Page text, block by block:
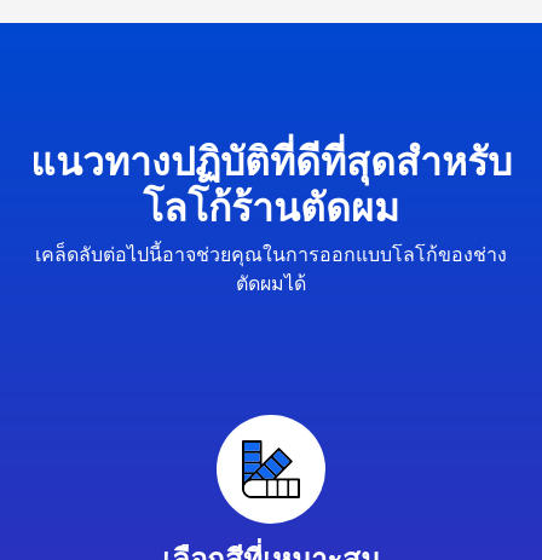
แนวทางปฏิบัติที่ดีที่สุดสำหรับ
โลโก้ร้านตัดผม
เคล็ดลับต่อไปนี้อาจช่วยคุณในการออกแบบโลโก้ของช่าง
ตัดผมได้